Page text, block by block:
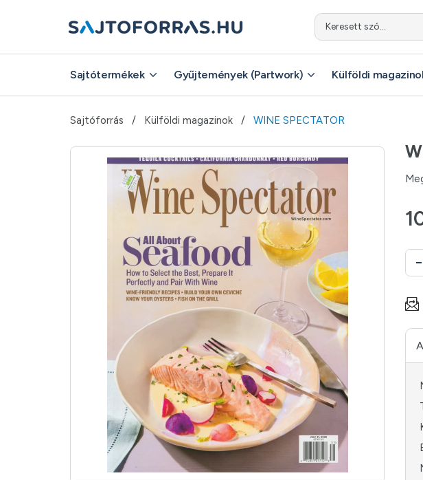
Keresett szó...
Sajtótermékek Gyűjtemények (Partwork) Külföldi
Sajtóforrás Külföldi magazinok WINE SPECTATOR